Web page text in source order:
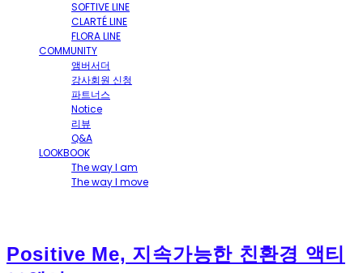
SOFTIVE LINE
CLARTÉ LINE
FLORA LINE
COMMUNITY
앰버서더
강사회원 신청
파트너스
Notice
리뷰
Q&A
LOOKBOOK
The way I am
The way I move
Positive Me, 지속가능한 친환경 액티